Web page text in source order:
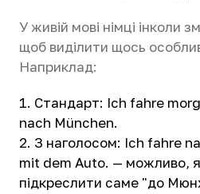
У живій мові німці інколи
щоб виділити щось
Наприклад:
Стандарт: Ich fahre
nach München.
З наголосом: Ich fahre
mit dem Auto. — можливо,
підкреслити саме "до